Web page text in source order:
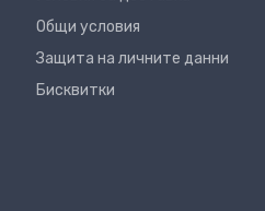
Общи условия
Защита на личните данни
Бисквитки